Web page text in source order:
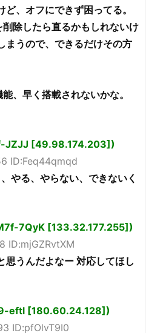
、オフにできず困ってる。
除したら直るかもしれないけ
まうので、できるだけその方
、早く搭載されないかな。
JZJJ [49.98.174.203])
ID:Feq44qmqd
やる、やらない、できないく
7QyK [133.32.177.255])
ID:mjGZRvtXM
思うんだよなー 対応してほし
eftl [180.60.24.128])
ID:pfOlvT9I0